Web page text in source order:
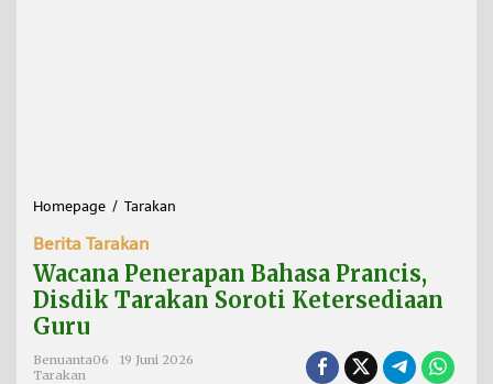
Homepage / Tarakan
a
n
a
n
Berita Tarakan
Wacana Penerapan Bahasa Prancis,
Disdik Tarakan Soroti Ketersediaan
Guru
Benuanta06
19 Juni 2026
Tarakan